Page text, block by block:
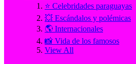
⭐ Celebridades paraguayas
💥 Escándalos y polémicas
🌎 Internacionales
📸 Vida de los famosos
View All